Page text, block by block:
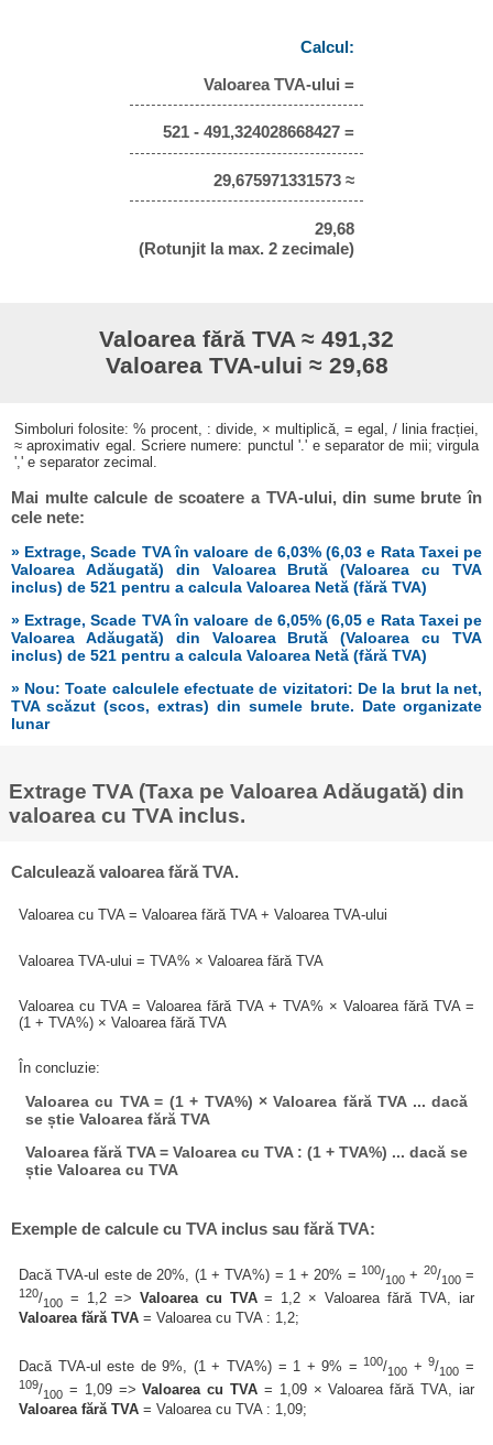
Calcul:
Valoarea TVA-ului =
521 - 491,324028668427 =
29,675971331573 ≈
29,68
(Rotunjit la max. 2 zecimale)
Valoarea fără TVA ≈ 491,32
Valoarea TVA-ului ≈ 29,68
Simboluri folosite: % procent, : divide, × multiplică, = egal, / linia fracției,
≈ aproximativ egal. Scriere numere: punctul '.' e separator de mii; virgula
',' e separator zecimal.
Mai multe calcule de scoatere a TVA-ului, din sume brute în
cele nete:
» Extrage, Scade TVA în valoare de 6,03% (6,03 e Rata Taxei pe
Valoarea Adăugată) din Valoarea Brută (Valoarea cu TVA
inclus) de 521 pentru a calcula Valoarea Netă (fără TVA)
» Extrage, Scade TVA în valoare de 6,05% (6,05 e Rata Taxei pe
Valoarea Adăugată) din Valoarea Brută (Valoarea cu TVA
inclus) de 521 pentru a calcula Valoarea Netă (fără TVA)
» Nou: Toate calculele efectuate de vizitatori: De la brut la net,
TVA scăzut (scos, extras) din sumele brute. Date organizate
lunar
Extrage TVA (Taxa pe Valoarea Adăugată) din
valoarea cu TVA inclus.
Calculează valoarea fără TVA.
Valoarea cu TVA = Valoarea fără TVA + Valoarea TVA-ului
Valoarea TVA-ului = TVA% × Valoarea fără TVA
Valoarea cu TVA = Valoarea fără TVA + TVA% × Valoarea fără TVA =
(1 + TVA%) × Valoarea fără TVA
În concluzie:
Valoarea cu TVA = (1 + TVA%) × Valoarea fără TVA ... dacă
se știe Valoarea fără TVA
Valoarea fără TVA = Valoarea cu TVA : (1 + TVA%) ... dacă se
știe Valoarea cu TVA
Exemple de calcule cu TVA inclus sau fără TVA:
Dacă TVA-ul este de 20%, (1 + TVA%) = 1 + 20% = 100/100+ 20/100=
120/100 = 1,2 => Valoarea cu TVA= 1,2 × Valoarea fără TVA, iar
Valoarea fără TVA = Valoarea cu TVA : 1,2;
Dacă TVA-ul este de 9%, (1 + TVA%) = 1 + 9% =100/100 +9/100 =
109/100 = 1,09 =>Valoarea cu TVA = 1,09 × Valoarea fără TVA, iar
Valoarea fără TVA = Valoarea cu TVA : 1,09;